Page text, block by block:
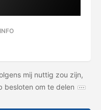
mij nuttig zou zijn,
besloten om te delen